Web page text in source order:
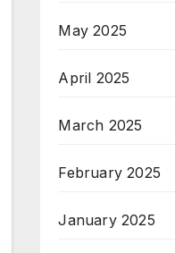
May 2025
April 2025
March 2025
February 2025
January 2025